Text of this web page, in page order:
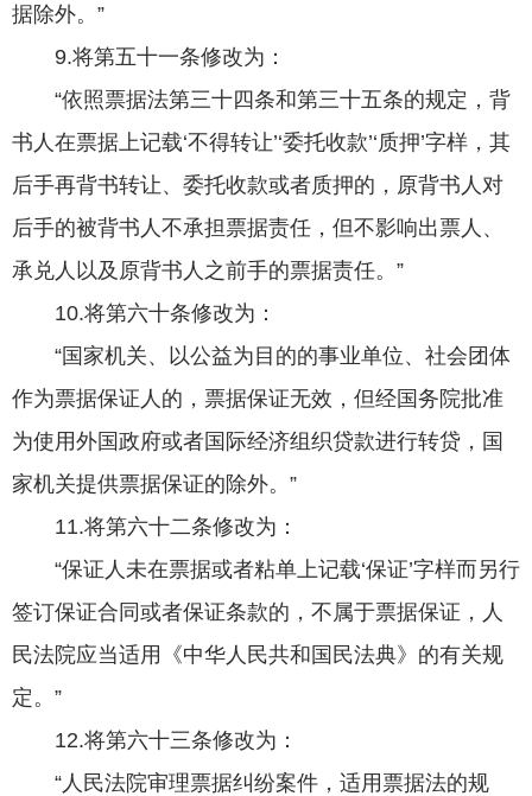
据除外。”
9.将第五十一条修改为：
“依照票据法第三十四条和第三十五条的规定，背
书人在票据上记载‘不得转让’‘委托收款’‘质押’字样，其
后手再背书转让、委托收款或者质押的，原背书人对
后手的被背书人不承担票据责任，但不影响出票人、
承兑人以及原背书人之前手的票据责任。”
10.将第六十条修改为：
“国家机关、以公益为目的的事业单位、社会团体
作为票据保证人的，票据保证无效，但经国务院批准
为使用外国政府或者国际经济组织贷款进行转贷，国
家机关提供票据保证的除外。”
11.将第六十二条修改为：
“保证人未在票据或者粘单上记载‘保证’字样而另行
签订保证合同或者保证条款的，不属于票据保证，人
民法院应当适用《中华人民共和国民法典》的有关规
定。”
12.将第六十三条修改为：
“人民法院审理票据纠纷案件，适用票据法的规